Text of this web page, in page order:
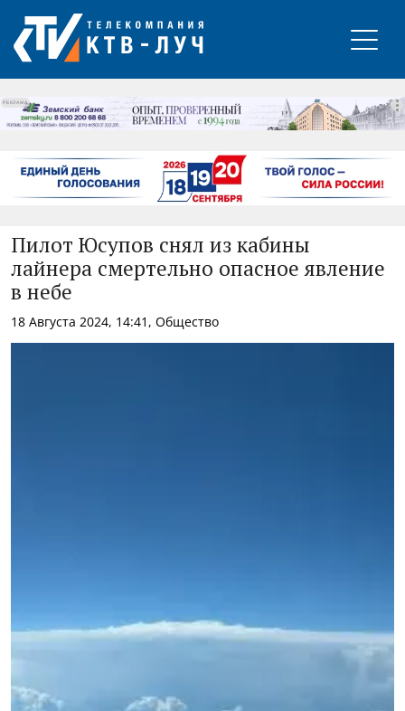
РЕКЛАМА
Пилот Юсупов снял из кабины
лайнера смертельно опасное явление
в небе
18 Августа 2024, 14:41, Общество